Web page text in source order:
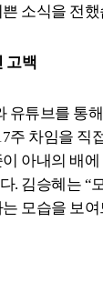
소식을 전
고백
유튜브를 통
주 차임을 직
아내의 배에
. 김승혜는 “
모습을 보